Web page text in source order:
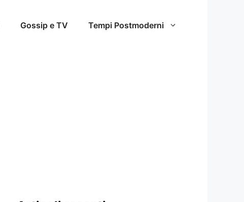
Gossip e TV Tempi Postmoderni